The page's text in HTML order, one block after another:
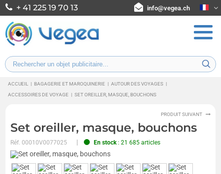
+ 41 225 19 70 13 info@vegea.ch
ACCUEIL | BAGAGERIE ET MAROQUINERIE | AUTOUR DES VOYAGES |
ACCESSOIRES DE VOYAGE | SET OREILLER, MASQUE, BOUCHONS
PRODUIT SUIVANT
Set oreiller, masque, bouchons
Réf.00010V0077025 En stock: 21 685 articles